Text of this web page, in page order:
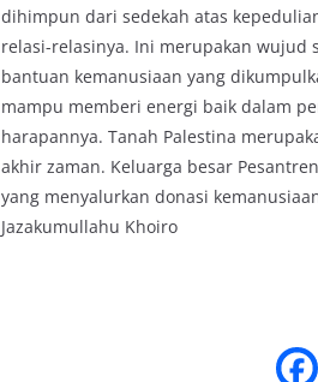
dihimpun dari sedekah atas
relasi-relasinya. Ini merupakan wujud
bantuan kemanusiaan yang
mampu memberi energi baik dalam
harapannya. Tanah Palestina
akhir zaman. Keluarga besar
yang menyalurkan donasi
Jazakumullahu Khoiro